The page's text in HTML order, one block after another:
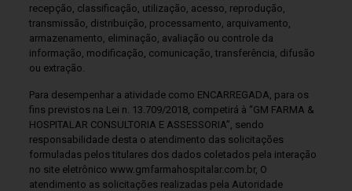
recepção, classificação, utilização, acesso, reprodução,
transmissão, distribuição, processamento, arquivamento,
armazenamento, eliminação, avaliação ou controle da
informação, modificação, comunicação, transferência, difusão
ou extração.
Para desempenhar a atividade como ENCARREGADA, para os
fins previstos na Lei n. 13.709/2018, competirá à “GM FARMA &
HOSPITALAR CONSULTORIA E ASSESSORIA”, sendo
responsabilidade desta o atendimento das solicitações
formuladas pelos titulares dos dados coletados pela interação
no site eletrônico www.gmfarmahospitalar.com.br, O
atendimento as solicitações realizadas pela Autoridade